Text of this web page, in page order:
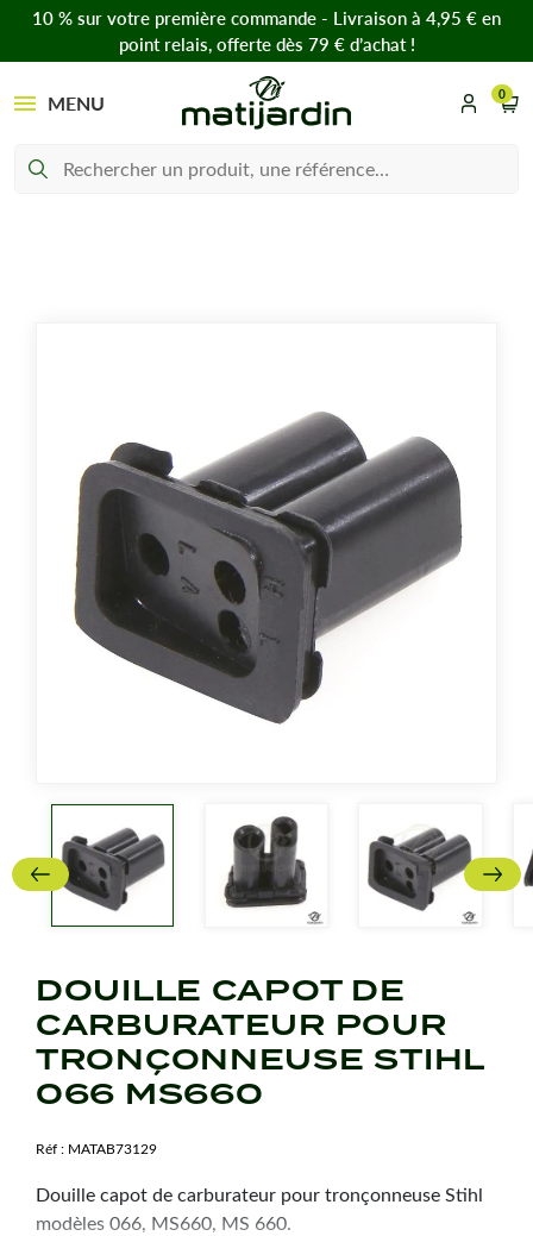
10 % sur votre première commande - Livraison à 4,95 € en
point relais, offerte dès 79 € d’achat !
MENU 0
DOUILLE CAPOT DE
CARBURATEUR POUR
TRONÇONNEUSE STIHL
066 MS660
Réf : MATAB73129
Douille capot de carburateur pour tronçonneuse Stihl
modèles 066, MS660, MS 660.